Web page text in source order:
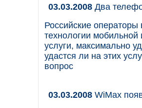
03.03.2008 Два
Российские
технологии
услуги, максимально
удастся ли на этих
вопрос
03.03.2008 WiMax